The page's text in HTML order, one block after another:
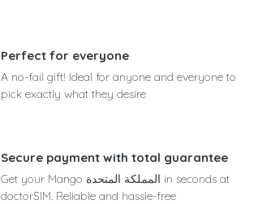
Perfect for everyone
A no-fail gift! Ideal for anyone and everyone to
pick exactly what they desire
Secure payment with total guarantee
Get your Mango المملكة المتحدة in seconds at
doctorSIM. Reliable and hassle-free